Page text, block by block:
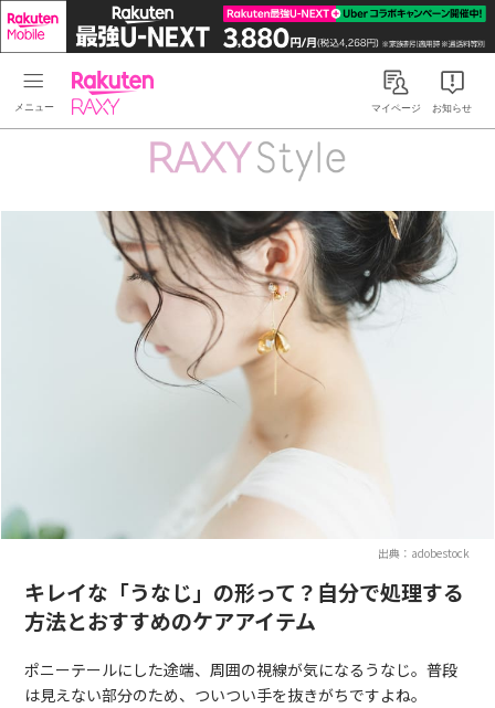
Rakuten RAXYマイページ お知らせ
出典：adobestock
キレイな「うなじ」の形って？自分で処理する
方法とおすすめのケアアイテム
ポニーテールにした途端、周囲の視線が気になるうなじ。普段
は見えない部分のため、ついつい手を抜きがちですよね。